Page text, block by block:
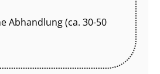
Abhandlung (ca. 30-50